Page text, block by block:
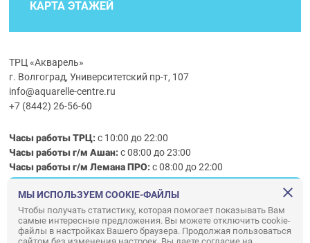
КАРТА ЭТАЖЕЙ
ТРЦ «Акварель»
г. Волгоград, Университетский пр-т, 107
info@aquarelle-centre.ru
+7 (8442) 26-56-60
Часы работы ТРЦ:с 10:00 до 22:00
Часы работы г/м Ашан:с 08:00 до 23:00
Часы работыг/мЛемана ПРО:с 08:00 до 22:00
Правила посещения ТРЦ «Акварель»
ООО «АКВАРЕЛЬ»
МЫ ИСПОЛЬЗУЕМ COOKIE-ФАЙЛЫ
Чтобы получать статистику, которая помогает показывать Вам
самые интересные предложения. Вы можете отключить cookie-
файлы в настройках Вашего браузера. Продолжая пользоваться